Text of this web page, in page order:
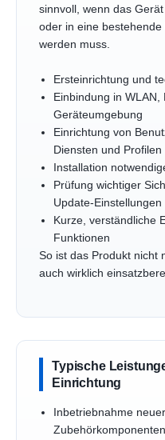
sinnvoll, wenn das
oder in eine
werden muss.
Ersteinrichtung und
Einbindung in
Geräteumgebung
Einrichtung von
Diensten und Profilen
Installation
Prüfung wichtiger
Update-Einstellungen
Kurze, verständliche
Funktionen
So ist das Produkt nicht
auch wirklich
Typische
Einrichtung
Inbetriebnahme
Zubehörkomponenten